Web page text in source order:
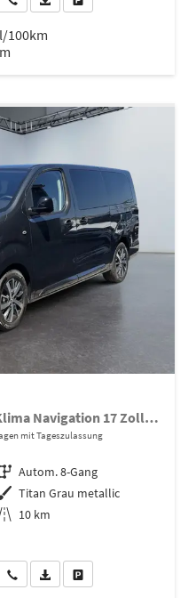
100km
2,0 D-4 L2 8-Sitzer ACC 2ZoKlima Navigation 17 Zoll Alufelgen Parksensoren Rückfahrkamera LED Scheinwerfer
mit Tageszulassung
Getriebe Autom. 8-Gang
Außenfarbe Titan Grau metallic
Kilometerstand 10 km
Wir rufen Sie anPDF-Datei, Fahrzeugexposé